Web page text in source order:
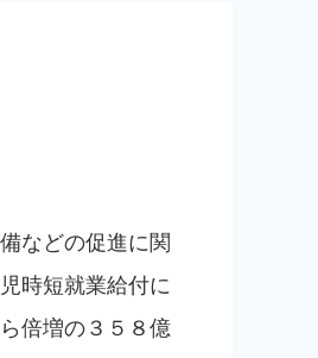
などの促進に関
時短就業給付に
倍増の３５８億